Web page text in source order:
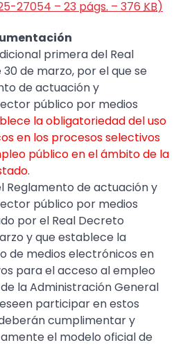
27054 – 23 págs. – 376 KB)
primera del Real
de marzo, por el que se
de actuación y
público por medios
la obligatoriedad del uso
en los procesos selectivos
público en el ámbito de la
Reglamento de actuación y
público por medios
por el Real Decreto
y que establece la
de medios electrónicos en
para el acceso al empleo
la Administración General
participar en estos
cumplimentar y
el modelo oficial de